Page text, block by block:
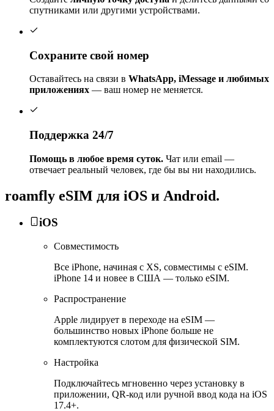
спутниками или другими устройствами.
Сохраните свой номер
Оставайтесь на связи в WhatsApp, iMessage и любимых
приложениях — ваш номер не меняется.
Поддержка 24/7
Помощь в любое время суток. Чат или email —
отвечает реальный человек, где бы вы ни находились.
roamfly eSIM для iOS и Android.
iOS
Совместимость
Все iPhone, начиная с XS, совместимы с eSIM.
iPhone 14 и новее в США — только eSIM.
Распространение
Apple лидирует в переходе на eSIM —
большинство новых iPhone больше не
комплектуются слотом для физической SIM.
Настройка
Подключайтесь мгновенно через установку в
приложении, QR-код или ручной ввод кода на iOS
17.4+.